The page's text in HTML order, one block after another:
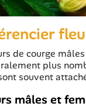
de courge
plus
souvent
mâles et